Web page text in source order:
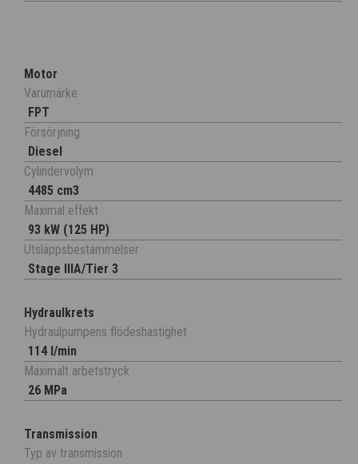
Motor
Varumärke
FPT
Försörjning
Diesel
Cylindervolym
4485 cm3
Maximal effekt
93 kW (125 HP)
Utsläppsbestämmelser
Stage IIIA/Tier 3
Hydraulkrets
Hydraulpumpens flödeshastighet
114 l/min
Maximalt arbetstryck
26 MPa
Transmission
Typ av transmission